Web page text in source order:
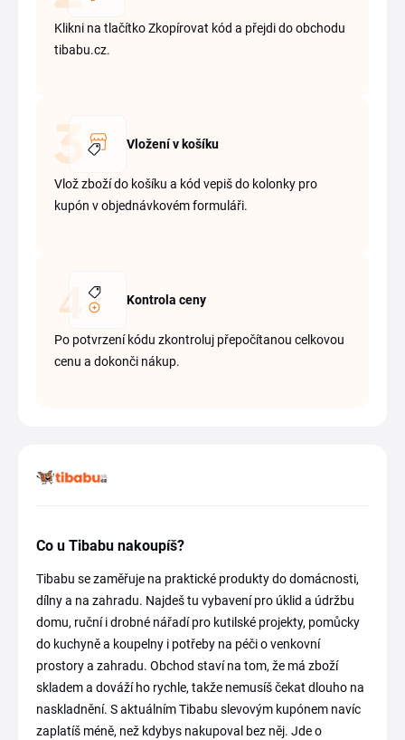
Klikni na tlačítko Zkopírovat kód a přejdi do obchodu
tibabu.cz.
Vložení v košíku
Vlož zboží do košíku a kód vepiš do kolonky pro
kupón v objednávkovém formuláři.
Kontrola ceny
Po potvrzení kódu zkontroluj přepočítanou celkovou
cenu a dokonči nákup.
Co u Tibabu nakoupíš?
Tibabu se zaměřuje na praktické produkty do domácnosti,
dílny a na zahradu. Najdeš tu vybavení pro úklid a údržbu
domu, ruční i drobné nářadí pro kutilské projekty, pomůcky
do kuchyně a koupelny i potřeby na péči o venkovní
prostory a zahradu. Obchod staví na tom, že má zboží
skladem a dováží ho rychle, takže nemusíš čekat dlouho na
naskladnění. S aktuálním Tibabu slevovým kupónem navíc
zaplatíš méně, než kdybys nakupoval bez něj. Jde o